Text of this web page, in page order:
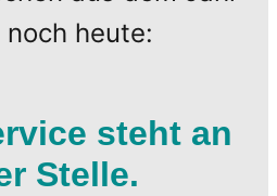
heute:
steht an
Stelle.